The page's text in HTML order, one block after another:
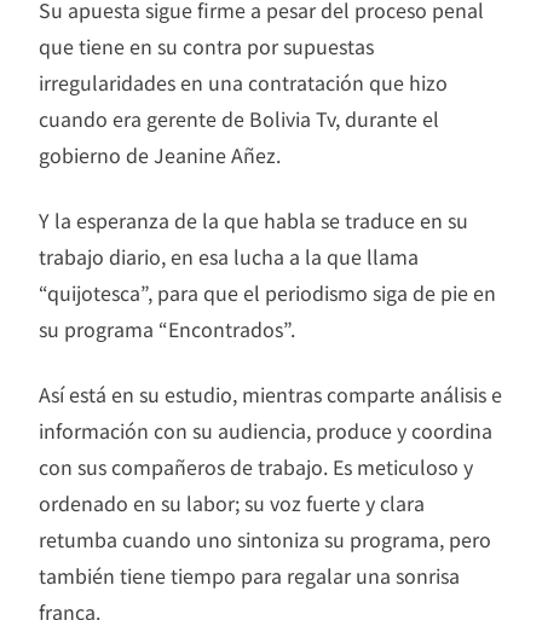
Su apuesta sigue firme a pesar del proceso penal
que tiene en su contra por supuestas
irregularidades en una contratación que hizo
cuando era gerente de Bolivia Tv, durante el
gobierno de Jeanine Añez.
Y la esperanza de la que habla se traduce en su
trabajo diario, en esa lucha a la que llama
“quijotesca”, para que el periodismo siga de pie en
su programa “Encontrados”.
Así está en su estudio, mientras comparte análisis e
información con su audiencia, produce y coordina
con sus compañeros de trabajo. Es meticuloso y
ordenado en su labor; su voz fuerte y clara
retumba cuando uno sintoniza su programa, pero
también tiene tiempo para regalar una sonrisa
franca.